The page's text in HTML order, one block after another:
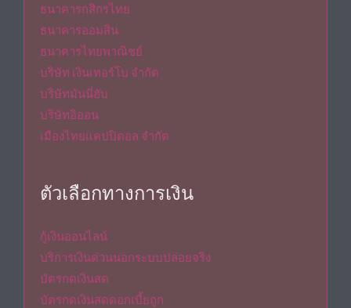
ธนาคารกสิกรไทย
ธนาคารออมสิน
ธนาคารไทยพาณิชย์
บริษัท เงินเทอร์โบ จำกัด
บริษัทมันนี่ฮับ
บริษัทอิออน
เมืองไทยแคปปิตอล จำกัด
ตัวเลือกทางการเงิน
กู้เงินออนไลน์
บริการเงินด่วนนอกระบบปล่อยจริง
บัตรกดเงินสด
บัตรกดเงินสดดอกเบี้ยถูก